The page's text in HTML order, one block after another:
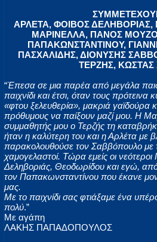
ΑΡΛΕΤΑ, ΦΟΙΒΟΣ
ΜΑΡΙΝΕΛΛΑ, ΠΑΝΟΣ
ΠΑΠΑΚΩΝΣΤΑΝΤΙΝΟΥ,
ΠΑΣΧΑΛΙΔΗΣ, ΔΙΟΝΥΣΗΣ
ΤΕΡΖΗΣ, ΚΩΣΤΑΣ
“Έπεσα σε μια παρέα από μεγάλα
παιχνίδι και έτσι, όταν τους
«φτου ξελευθερία», μακριά γαϊδούρα
πρόθυμους να παίξουν μαζί μου. Η
συμμαθητής μου ο Τερζής τη
ήταν η καλύτερη του και η Αρλέτα με
παρακολουθούσε τον Σαββόπουλο με
χαμογελαστοί. Τώρα εμείς οι
Δεληβοριάς, Θεοδωρίδου και εγώ,
τον Παπακωνσταντίνου που έκανε
μας.
Με το παιχνίδι σας φτιάξαμε ένα
πολύ.”
Mε αγάπη
ΛΑΚΗΣ ΠΑΠΑΔΟΠΟΥΛΟΣ